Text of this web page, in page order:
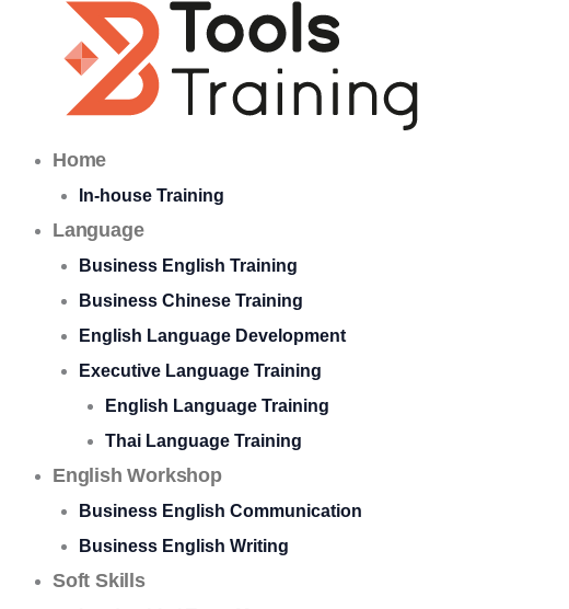
Home
In-house Training
Language
Business English Training
Business Chinese Training
English Language Development
Executive Language Training
English Language Training
Thai Language Training
English Workshop
Business English Communication
Business English Writing
Soft Skills